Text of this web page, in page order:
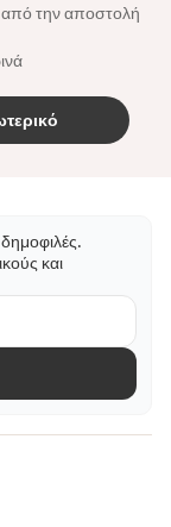
από την αποστολή
και